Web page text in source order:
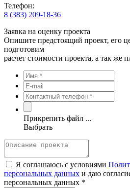
Телефон:
8 (383) 209-18-36
Заявка на оценку проекта
Опишите предстоящий проект, его
подготовим
расчет стоимости проекта, а так же
Прикрепить файл ...
Выбрать
Я соглашаюсь с условиями
персональных данных и даю
персональных данных *